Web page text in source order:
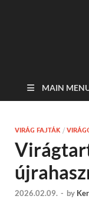
MAIN
VIRÁG FAJTÁK /
2026.02.09. - by